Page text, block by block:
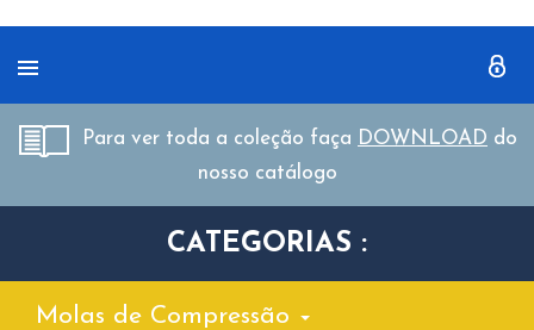
Para ver toda a coleção faça DOWNLOAD do
nosso catálogo
CATEGORIAS :
Molas de Compressão